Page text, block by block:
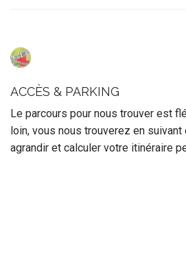
ACCÈS & PARKING
Le parcours pour nous trouver est
loin, vous nous trouverez en suivant
agrandir et calculer votre itinéraire